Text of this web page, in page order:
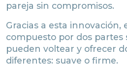
pareja sin compromisos.
Gracias a esta innovación,
compuesto por dos partes
pueden voltear y ofrecer
diferentes: suave o firme.